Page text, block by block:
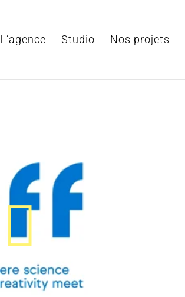
L’agence Studio Nos projets